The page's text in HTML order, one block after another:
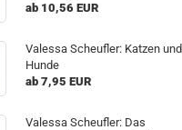
ab 10,56 EUR
Valessa Scheufler: Katzen und
Hunde
ab 7,95 EUR
Valessa Scheufler: Das